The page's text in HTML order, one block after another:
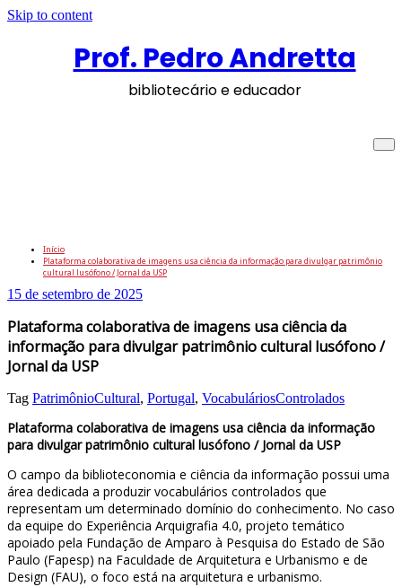
Skip to content
Prof. Pedro Andretta
bibliotecário e educador
Início
Plataforma colaborativa de imagens usa ciência da informação para divulgar patrimônio
cultural lusófono / Jornal da USP
15 de setembro de 2025
Plataforma colaborativa de imagens usa ciência da
informação para divulgar patrimônio cultural lusófono /
Jornal da USP
Tag PatrimônioCultural, Portugal, VocabuláriosControlados
Plataforma colaborativa de imagens usa ciência da informação
para divulgar patrimônio cultural lusófono / Jornal da USP
O campo da biblioteconomia e ciência da informação possui uma
área dedicada a produzir vocabulários controlados que
representam um determinado domínio do conhecimento. No caso
da equipe do Experiência Arquigrafia 4.0, projeto temático
apoiado pela Fundação de Amparo à Pesquisa do Estado de São
Paulo (Fapesp) na Faculdade de Arquitetura e Urbanismo e de
Design (FAU), o foco está na arquitetura e urbanismo.